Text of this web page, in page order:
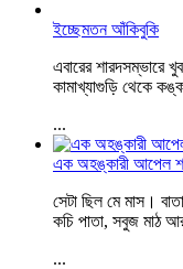
ইচ্ছেমতন আঁকিবুকি
এবারের শারদসম্ভারে
কামাখ্যাগুড়ি থেকে
...
এক অহঙ্কারী আপেল
সেটা ছিল মে মাস।
কচি পাতা, সবুজ মাঠ
...